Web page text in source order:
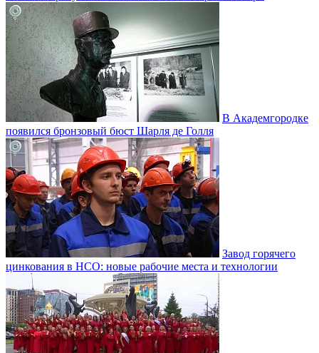
В Академгородке
появился бронзовый бюст Шарля де Голля
Завод горячего
цинкования в НСО: новые рабочие места и технологии